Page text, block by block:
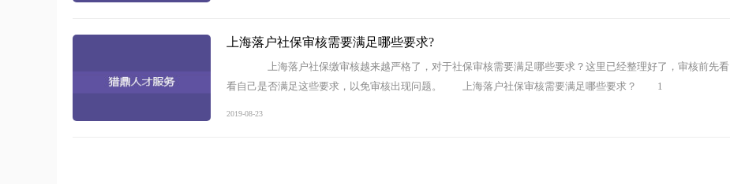
上海落户社保审核需要满足哪些要求?
上海落户社保缴审核越来越严格了，对于社保审核需要满足哪些要求？这里已经整理好了，审核前先看
看自己是否满足这些要求，以免审核出现问题。 上海落户社保审核需要满足哪些要求？ 1
2019-08-23